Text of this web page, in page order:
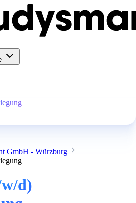
GmbH - Würzburg
d)